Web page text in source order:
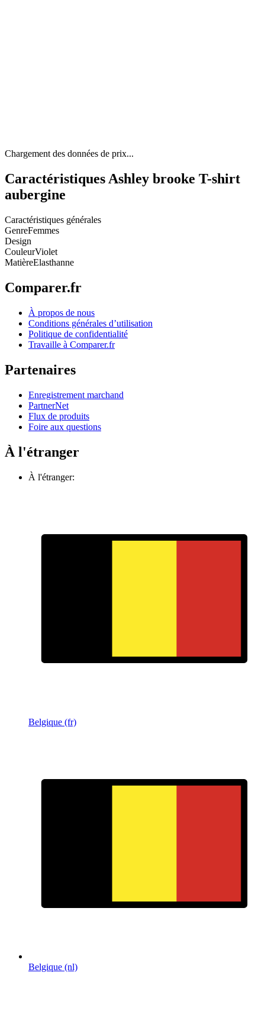
Chargement des données de prix...
Caractéristiques Ashley brooke T-shirt
aubergine
Caractéristiques générales
GenreFemmes
Design
CouleurViolet
MatièreElasthanne
Comparer.fr
À propos de nous
Conditions générales d’utilisation
Politique de confidentialité
Travaille à Comparer.fr
Partenaires
Enregistrement marchand
PartnerNet
Flux de produits
Foire aux questions
À l'étranger
À l'étranger:
Belgique (fr)
Belgique (nl)